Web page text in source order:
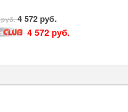
руб.4 572 руб.
4 572 руб.